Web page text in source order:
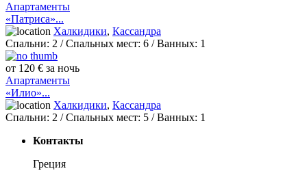
Апартаменты
«Патриса»...
Халкидики, Кассандра
Спальни: 2 / Спальных мест: 6 /Ванных: 1
от 120 € за ночь
Апартаменты
«Илио»...
Халкидики, Кассандра
Спальни: 2 / Спальных мест: 5 /Ванных: 1
Контакты
Греция